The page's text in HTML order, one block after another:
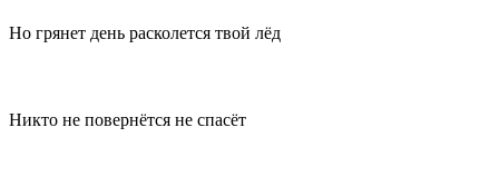
Но грянет день расколется твой лёд
Никто не повернётся не спасёт